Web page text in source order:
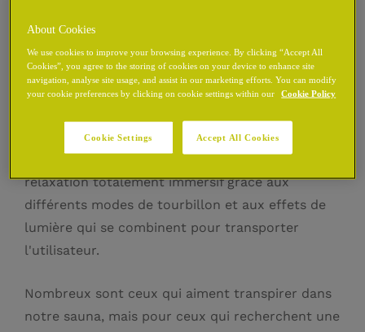
RELAXATION IMMERSIVE
Bien-être à la
chancellerie
La mini-piscine WaterDream offre un espace de
relaxation totalement immersif grâce aux
différents modes de tourbillon et aux effets de
lumière qui se combinent pour transporter
l'utilisateur.
Nombreux sont ceux qui aiment transpirer dans
notre sauna, mais pour ceux qui recherchent une
About Cookies
We use cookies to improve your browsing experience. By clicking “Accept All
Cookies”, you agree to the storing of cookies on your device to enhance site
navigation, analyse site usage, and assist in our marketing efforts. You can modify
your cookie preferences by clicking on cookie settings within our
Cookie Policy
Cookie Settings Accept All Cookies